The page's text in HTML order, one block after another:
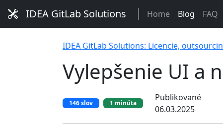
IDEA GitLab Solutions Home Blog FAQ
IDEA GitLab Solutions: Licencie,
Vylepšenie UI a
146 slov 1 minúta
Publikované
06.03.2025